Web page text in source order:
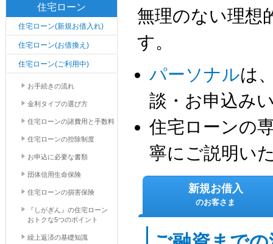
住宅ローン
住宅ローン(新規お借入れ)
住宅ローン(お借換え)
住宅ローン(ご利用中)
お手続きの流れ
金利タイプの選び方
住宅ローンの諸費用と手数料
住宅ローンの控除制度
お申込に必要な書類
団体信用生命保険
住宅ローンの損害保険
『しがぎん』の住宅ローン
おトクな5つのポイント
繰上返済の基礎知識
無理のない理想
す。
パーソナルは
談・お申込み
住宅ローンの
寧にご説明い
新規お借入
のお客さま